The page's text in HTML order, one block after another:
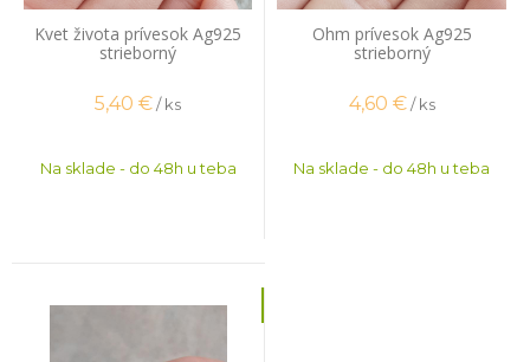
Kvet života prívesok Ag925
strieborný
5,40 €/ ks
Na sklade - do 48h u teba
Ohm prívesok Ag925
strieborný
4,60 € / ks
Na sklade - do 48h u teba